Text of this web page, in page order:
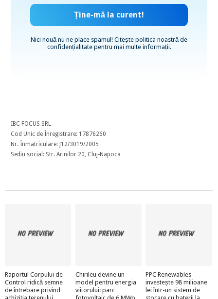
Nici nouă nu ne place spamul! Citește politica noastră de
confidențialitatepentru mai multe informații.
IBC FOCUS SRL
Cod Unic de Înregistrare: 17876260
Nr. Înmatriculare: J12/3019/2005
Sediu social: Str. Arinilor 20, Cluj-Napoca
Raportul Corpului de
Control ridică semne
de întrebare privind
Chirileu devine un
model pentru energia
viitorului: parc
PPC Renewables
investește 98 milioane
lei într-un sistem de